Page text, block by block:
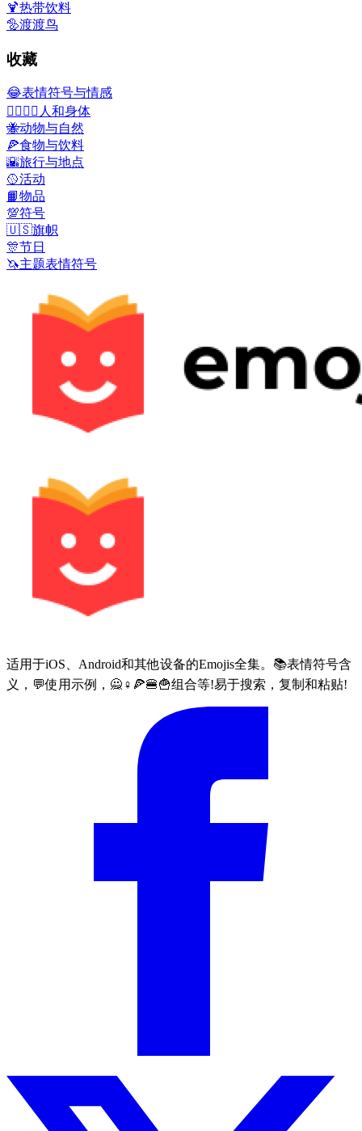
🍹热带饮料
🦤渡渡鸟
收藏
😂表情符号与情感
👩‍❤️‍💋‍👨 人和身体
🐝动物与自然
🍕食物与饮料
🌇旅行与地点
🥎活动
📙物品
💯符号
🇺🇸旗帜
🎊节日
🦄主题表情符号
适用于iOS、Android和其他设备的Emojis全集。📚表情符号含
义，💬使用示例，🙅♀🍕🍔🍟组合等!易于搜索，复制和粘贴!